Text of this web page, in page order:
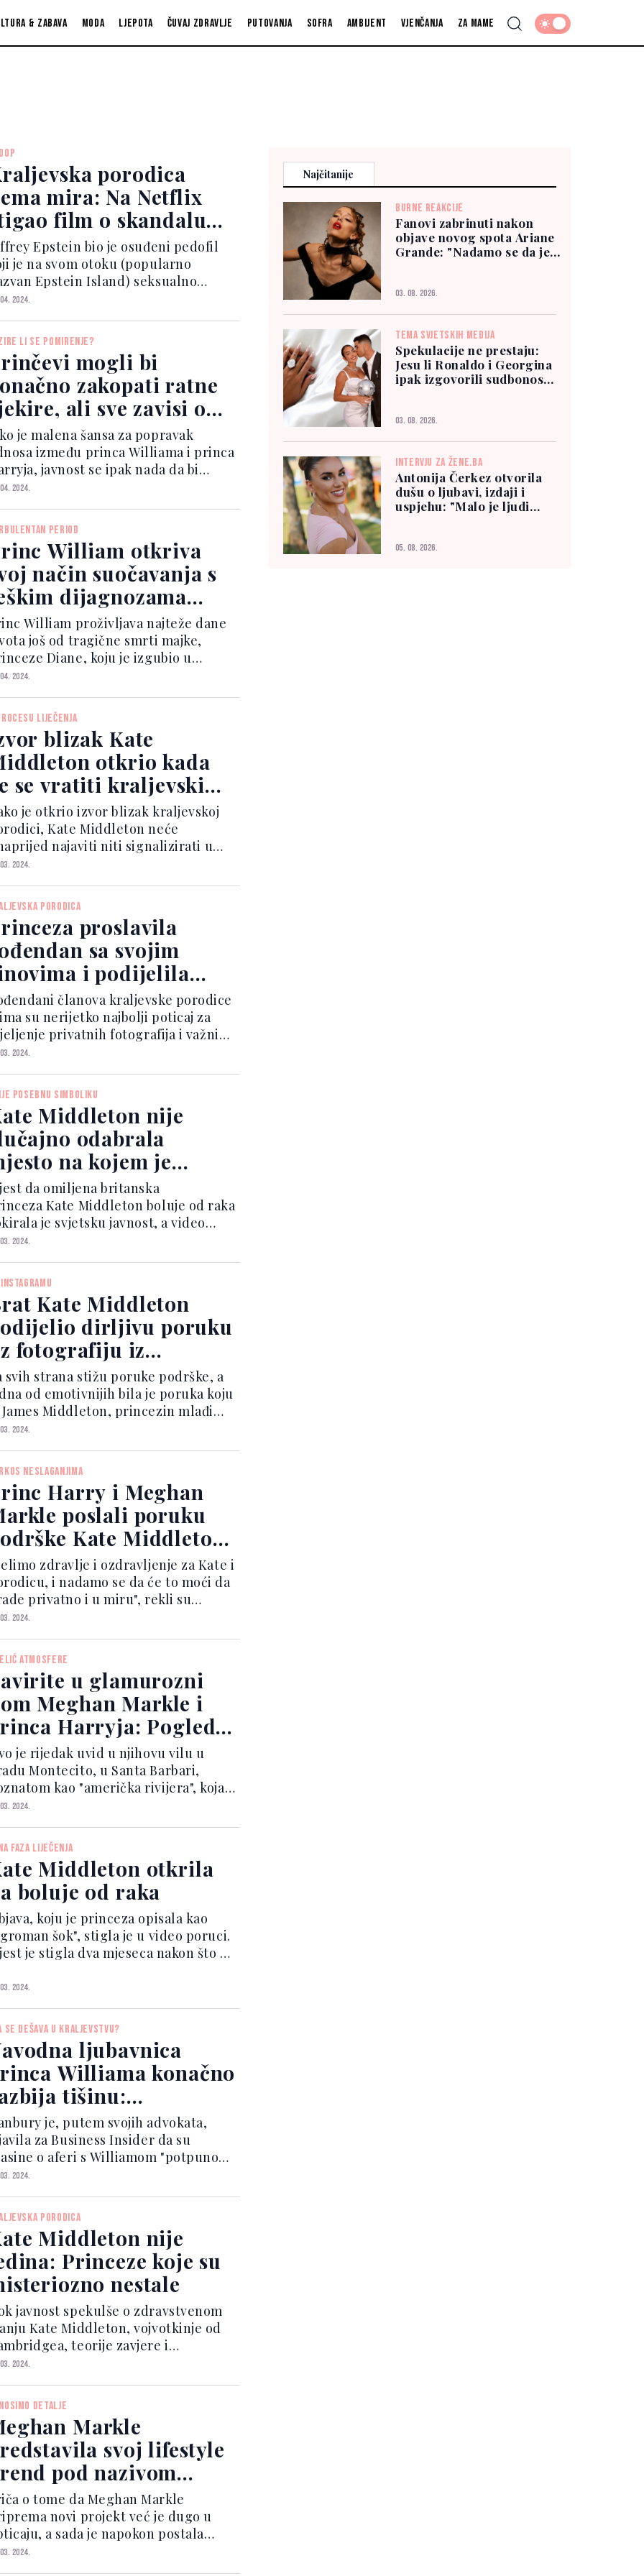
& zabava Moda Ljepota Čuvaj zdravlje Putovanja Sofra Ambijent Vjenčanja Za mame
porodica
mira: Na Netflix
film o skandalu
Andrewa
Epstein bio je osuđeni pedofil
je na svom otoku (popularno
Epstein Island) seksualno
i iskorištavao preko 80 žena.
financijer, Epstein je uživao
i ugled koji ga...
2024.
LI SE POMIRENJE?
mogli bi
zakopati ratne
ali sve zavisi od
Markle
je malena šansa za popravak
između princa Williama i princa
javnost se ipak nada da bi
kralja Charlesa i princeze
ujedini. Za mnoge, porodica je
a prema njoj t...
2024.
PERIOD
William otkriva
način suočavanja s
dijagnozama
porodice
William proživljava najteže dane
još od tragične smrti majke,
Diane, koju je izgubio u
u mladoj dobi. Sada je suočen s
par sedmica saznao je da
otac, kralj C...
2024.
LIJEČENJA
blizak Kate
otkrio kada
se vratiti kraljevskim
je otkrio izvor blizak kraljevskoj
Kate Middleton neće
najaviti niti signalizirati u
će se trenutku vratiti svojim
donešena isključivo prema savjetu
liječnika,...
2024.
PORODICA
proslavila
sa svojim
i podijelila
neviđene
članova kraljevske porodice
su nerijetko najbolji poticaj za
privatnih fotografija i važnih
iskustava. Tako je i britanska
i Sarah Ferguson, vojvotkinje
Yorka...
2024.
POSEBNU SIMBOLIKU
Middleton nije
odabrala
na kojem je
dirljiv govor
da omiljena britanska
Kate Middleton boluje od raka
je svjetsku javnost, a video
je to objavila sve je dirnuo. Kate
teška bolest snimila
Wind...
2024.
Kate Middleton
dirljivu poruku
fotografiju iz
svih strana stižu poruke podrške, a
od emotivnijih bila je poruka koju
Middleton, princezin mlađi
objavio na svome profilu na
James je napisao: ''Tokom
zaje...
2024.
NESLAGANJIMA
Harry i Meghan
poslali poruku
Kate Middleton
njene dijagnoze
zdravlje i ozdravljenje za Kate i
i nadamo se da će to moći da
privatno i u miru", rekli su
i vojvotkinja od Saseksa u
dolazi nakon što je Middleton
objavi...
2024.
ATMOSFERE
u glamurozni
Meghan Markle i
Harryja: Pogled
njihovog
svijeta
je rijedak uvid u njihovu vilu u
Montecito, u Santa Barbari,
kao "američka rivijera", koja
veliki bazen, umjetno jezero i
od 2020. godine da je 42-godišnja
Markl...
2024.
FAZA LIJEČENJA
Middleton otkrila
boluje od raka
koju je princeza opisala kao
šok", stigla je u video poruci.
je stigla dva mjeseca nakon što se
što je Kensingtonska palača tada
da je operacija zbog
abdo...
2024.
SE DEŠAVA U KRALJEVSTVU?
ljubavnica
Williama konačno
tišinu:
o tračevima
aferi
je, putem svojih advokata,
za Business Insider da su
o aferi s Williamom "potpuno
Ova priča o navodnoj
a dosegnula je vrhunac kada je
palača obj...
2024.
PORODICA
Middleton nije
Princeze koje su
nestale
javnost spekulše o zdravstvenom
Kate Middleton, vojvotkinje od
teorije zavjere i
među obožavateljima
zbog nedostatka informacija o
nedavnom hrurškom zahvat...
2024.
DETALJE
Markle
svoj lifestyle
pod nazivom
Riviera
o tome da Meghan Markle
novi projekt već je dugo u
a sada je napokon postala
s lansiranjem nove web
2024.
Najčitanije
BURNE REAKCIJE
Fanovi zabrinuti nakon
objave novog spota Ariane
Grande: "Nadamo se da je
03. 08. 2026.
TEMA SVJETSKIH MEDIJA
Spekulacije ne prestaju:
Jesu li Ronaldo i Georgina
ipak izgovorili sudbonosno
03. 08. 2026.
INTERVJU ZA ŽENE.BA
Antonija Čerkez otvorila
dušu o ljubavi, izdaji i
uspjehu: "Malo je ljudi
05. 08. 2026.